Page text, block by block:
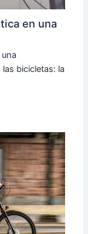
en una
bicicletas: la